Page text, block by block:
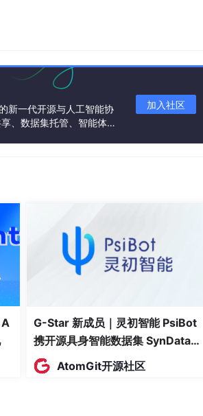
新一代开源与人工智能协
、数据集托管、智能体开
加入社区
G-Star 新成员｜灵初智能 PsiBot
携开源具身智能数据集 SynData
入驻 AtomGit
AtomGit开源社区